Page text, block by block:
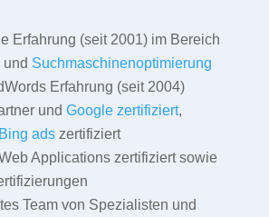
Erfahrung (seit 2001) im Bereich
und Suchmaschinenoptimierung
Erfahrung (seit 2004)
und Google zertifiziert,
Bing adszertifiziert
Applications zertifiziert sowie
Team von Spezialisten und